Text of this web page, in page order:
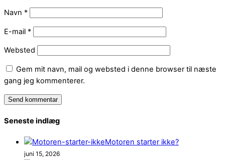
Navn *
E-mail *
Websted
Gem mit navn, mail og websted i denne browser til næste
gang jeg kommenterer.
Seneste indlæg
Motoren starter ikke?
juni 15, 2026